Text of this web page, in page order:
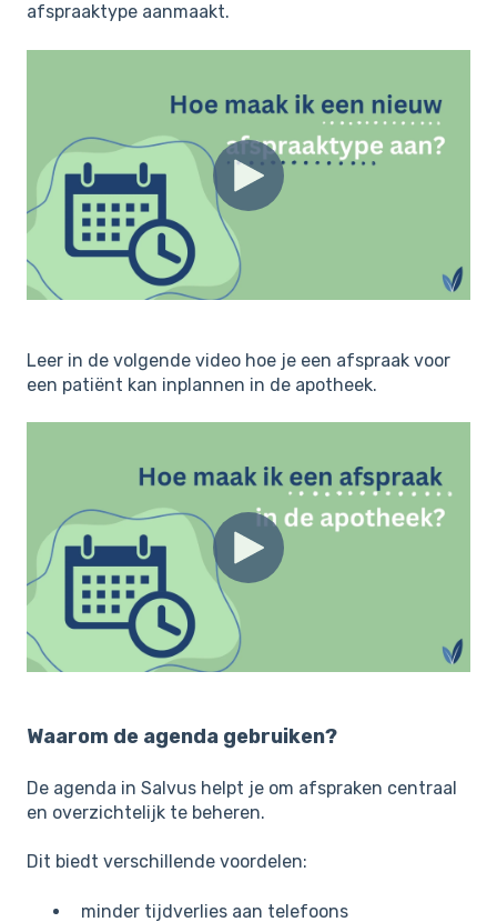
afspraaktype aanmaakt.
Leer in de volgende video hoe je een afspraak voor
een patiënt kan inplannen in de apotheek.
Waarom de agenda gebruiken?
De agenda in Salvus helpt je om afspraken centraal
en overzichtelijk te beheren.
Dit biedt verschillende voordelen:
minder tijdverlies aan telefoons